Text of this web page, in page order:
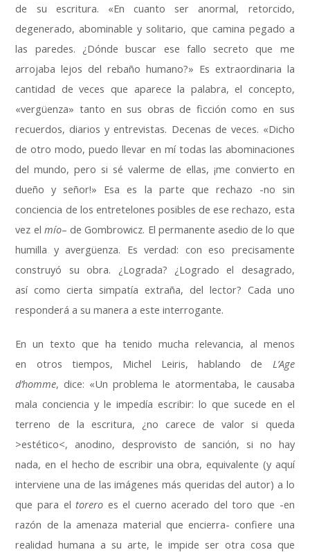
de su escritura. «En cuanto ser anormal, retorcido,
degenerado, abominable y solitario, que camina pegado a
las paredes. ¿Dónde buscar ese fallo secreto que me
arrojaba lejos del rebaño humano?» Es extraordinaria la
cantidad de veces que aparece la palabra, el concepto,
«vergüenza» tanto en sus obras de ficción como en sus
recuerdos, diarios y entrevistas. Decenas de veces. «Dicho
de otro modo, puedo llevar en mí todas las abominaciones
del mundo, pero si sé valerme de ellas, ¡me convierto en
dueño y señor!» Esa es la parte que rechazo -no sin
conciencia de los entretelones posibles de ese rechazo, esta
vez el mío– de Gombrowicz. El permanente asedio de lo que
humilla y avergüenza. Es verdad: con eso precisamente
construyó su obra. ¿Lograda? ¿Logrado el desagrado,
así como cierta simpatía extraña, del lector? Cada uno
responderá a su manera a este interrogante.
En un texto que ha tenido mucha relevancia, al menos
en otros tiempos, Michel Leiris, hablando de L’Age
d’homme, dice: «Un problema le atormentaba, le causaba
mala conciencia y le impedía escribir: lo que sucede en el
terreno de la escritura, ¿no carece de valor si queda
>estético<, anodino, desprovisto de sanción, si no hay
nada, en el hecho de escribir una obra, equivalente (y aquí
interviene una de las imágenes más queridas del autor) a lo
que para eltorero es el cuerno acerado del toro que -en
razón de la amenaza material que encierra- confiere una
realidad humana a su arte, le impide ser otra cosa que